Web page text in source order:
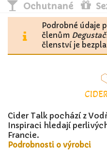
Ochutnané
Podrobné údaje
členům
členství je
Cider Talk pochází z
Inspiraci hledají
Francie.
Podrobnosti o výrobci